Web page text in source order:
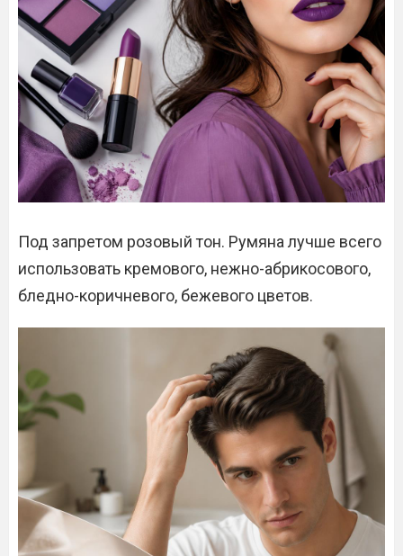
Под запретом розовый тон. Румяна лучше всего
использовать кремового, нежно-абрикосового,
бледно-коричневого, бежевого цветов.